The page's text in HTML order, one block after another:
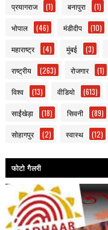
प्रयागराज (1) बनापुरा (1)
भोपाल (46) मंडीदीप (10)
महाराष्ट्र (4) मुंबई (3)
राष्ट्रीय (263) रोजगार (1)
विश्व (13) वीडियो (613)
साईंखेड़ा (18) सिवनी (89)
सोहागपुर (2) स्वास्थ (12)
फोटो गैलरी